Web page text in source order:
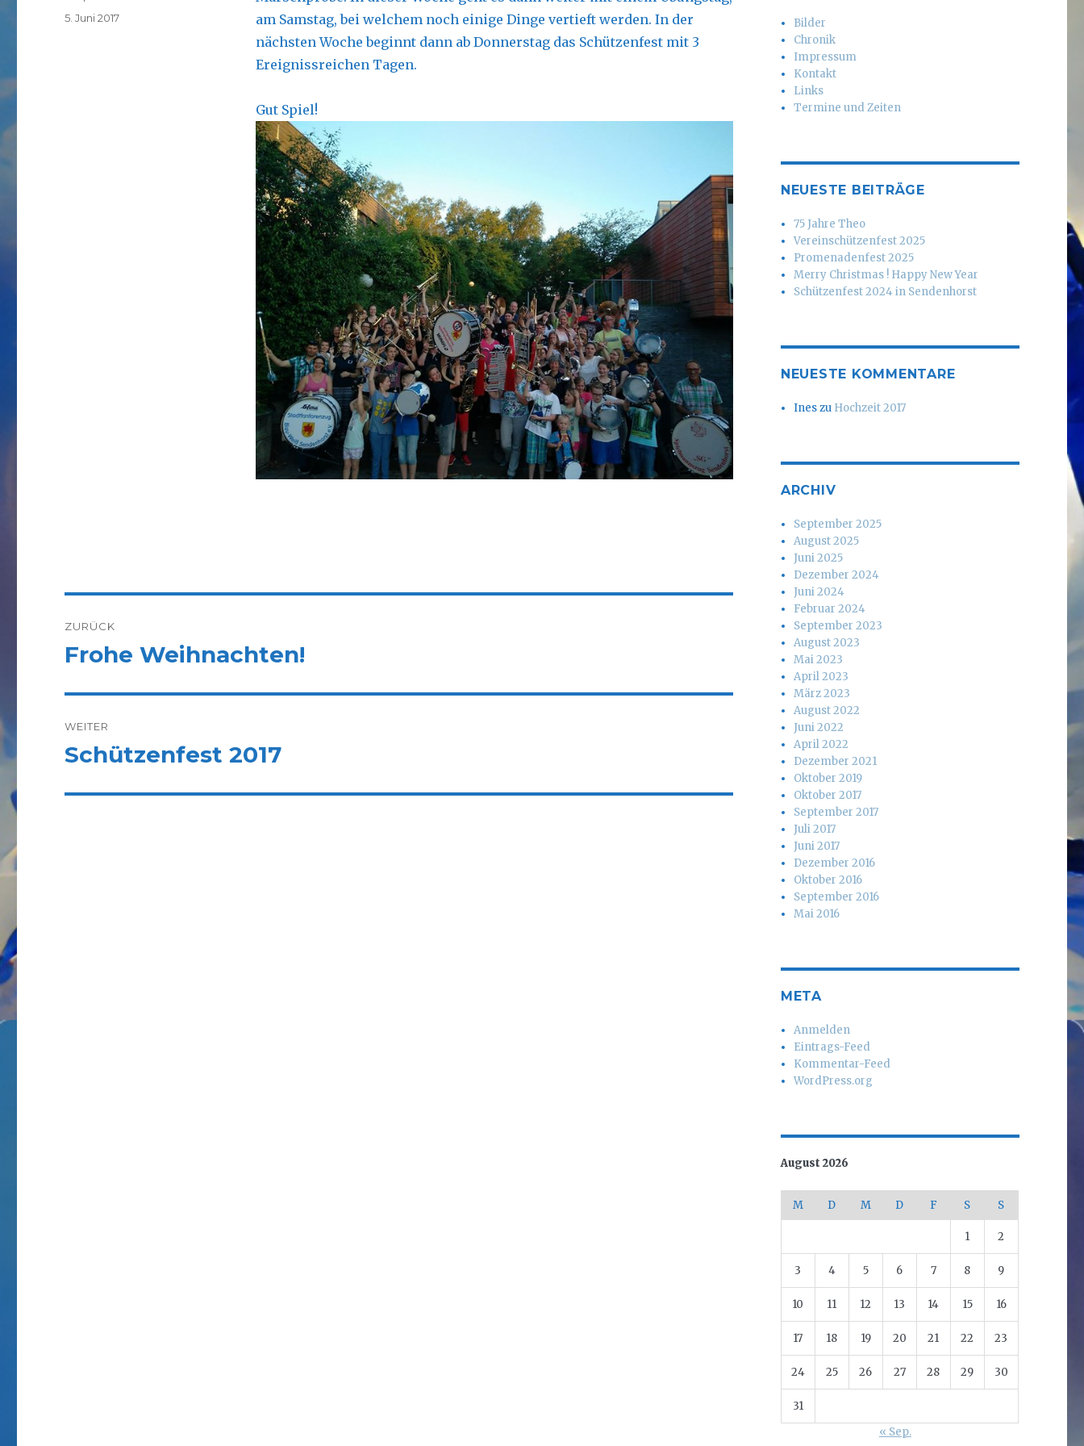
am Samstag, bei welchem noch einige Dinge vertieft werden. In der
nächsten Woche beginnt dann ab Donnerstag das Schützenfest mit 3
Ereignissreichen Tagen.
Gut Spiel!
Veröffentlicht
5. Juni 2017
ZURÜCK
Vorheriger
Frohe Weihnachten!
WEITER
Nächster
Schützenfest 2017
Bilder
Chronik
Impressum
Kontakt
Links
Termine und Zeiten
NEUESTE BEITRÄGE
75 Jahre Theo
Vereinschützenfest 2025
Promenadenfest 2025
Merry Christmas ! Happy New Year
Schützenfest 2024 in Sendenhorst
NEUESTE KOMMENTARE
Ineszu Hochzeit 2017
ARCHIV
September 2025
August 2025
Juni 2025
Dezember 2024
Juni 2024
Februar 2024
September 2023
August 2023
Mai 2023
April 2023
März 2023
August 2022
Juni 2022
April 2022
Dezember 2021
Oktober 2019
Oktober 2017
September 2017
Juli 2017
Juni 2017
Dezember 2016
Oktober 2016
September 2016
Mai 2016
META
Anmelden
Eintrags-Feed
Kommentar-Feed
WordPress.org
August 2026
M D M D F S S
1 2
3 4 5 6 7 8 9
10 11 12 13 14 15 16
17 18 19 20 21 22 23
24 25 26 27 28 29 30
31
« Sep.